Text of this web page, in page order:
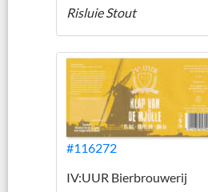
Risluie Stout
#116272
IV:UUR Bierbrouwerij